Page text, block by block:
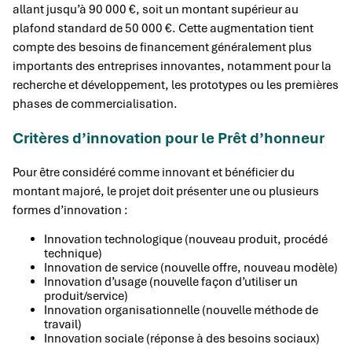
allant jusqu’à 90 000 €, soit un montant supérieur au
plafond standard de 50 000 €. Cette augmentation tient
compte des besoins de financement généralement plus
importants des entreprises innovantes, notamment pour la
recherche et développement, les prototypes ou les premières
phases de commercialisation.
Critères d’innovation pour le Prêt d’honneur
Pour être considéré comme innovant et bénéficier du
montant majoré, le projet doit présenter une ou plusieurs
formes d’innovation :
Innovation technologique (nouveau produit, procédé
technique)
Innovation de service (nouvelle offre, nouveau modèle)
Innovation d’usage (nouvelle façon d’utiliser un
produit/service)
Innovation organisationnelle (nouvelle méthode de
travail)
Innovation sociale (réponse à des besoins sociaux)